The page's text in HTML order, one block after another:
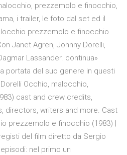
prezzemolo e finocchio,
i trailer, le foto dal set ed il
prezzemolo e finocchio
Janet Agren, Johnny Dorelli,
Lassander. continua»
portata del suo genere in questi
Occhio, malocchio,
cast and crew credits,
directors, writers and more. Cast
prezzemolo e finocchio (1983) |
del film diretto da Sergio
nel primo un